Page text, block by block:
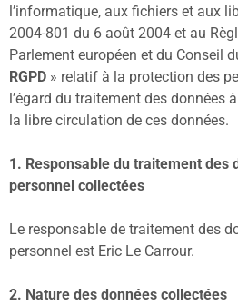
l’informatique, aux fichiers et aux
2004-801 du 6 août 2004 et au
Parlement européen et du Conseil
RGPD » relatif à la protection des
l’égard du traitement des données
la libre circulation de ces données.
1. Responsable du traitement des
personnel collectées
Le responsable de traitement des
personnel est Eric Le Carrour.
2. Nature des données collectées